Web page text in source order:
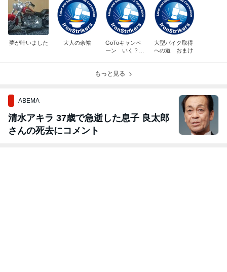
夢が叶いました 大人の余裕
GoToキャンペ
ーン いく？
大型バイク取得
への道 おまけ
もっと見る
ABEMA
清水アキラ 37歳で急逝した息子 良太郎
さんの死去にコメント